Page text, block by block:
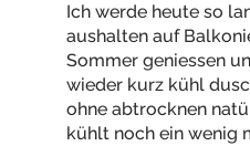
Ich werde heute so
aushalten auf
Sommer geniessen
wieder kurz kühl
ohne abtrocknen
kühlt noch ein wenig